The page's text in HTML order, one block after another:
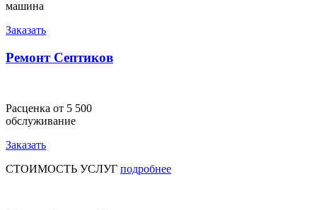
машина
Заказать
Ремонт Септиков
Расценка от 5 500
обслуживание
Заказать
СТОИМОСТЬ УСЛУГ подробнее